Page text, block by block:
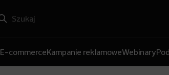
E-commerceKampanie reklamoweWebinary